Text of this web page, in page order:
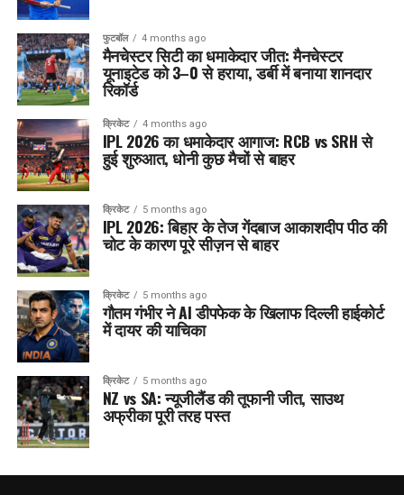
फुटबॉल 4 months ago
मैनचेस्टर सिटी का धमाकेदार जीत: मैनचेस्टर
यूनाइटेड को 3–0 से हराया, डर्बी में बनाया शानदार
रिकॉर्ड
क्रिकेट 4 months ago
IPL 2026 का धमाकेदार आगाज: RCB vs SRH से
हुई शुरुआत, धोनी कुछ मैचों से बाहर
क्रिकेट 5 months ago
IPL 2026: बिहार के तेज गेंदबाज आकाशदीप पीठ की
चोट के कारण पूरे सीज़न से बाहर
क्रिकेट 5 months ago
गौतम गंभीर ने AI डीपफेक के खिलाफ दिल्ली हाईकोर्ट
में दायर की याचिका
क्रिकेट 5 months ago
NZ vs SA: न्यूजीलैंड की तूफानी जीत, साउथ
अफ्रीका पूरी तरह पस्त